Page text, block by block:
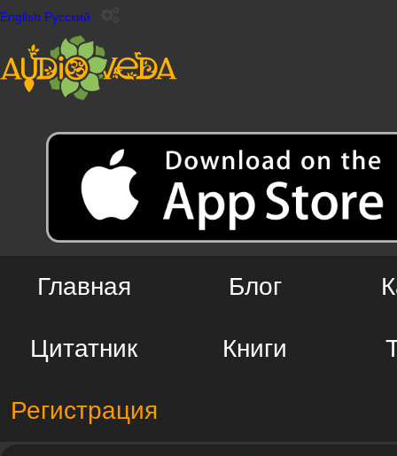
English Русский
Главная Блог
Цитатник Книги
Регистрация